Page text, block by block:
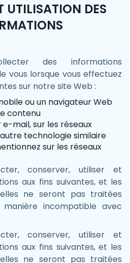
UTILISATION DES
des informations
vous lorsque vous effectuez
sur notre site Web :
ou un navigateur Web
contenu
mail, sur les réseaux
technologie similaire
sur les réseaux
conserver, utiliser et
aux fins suivantes, et les
ne seront pas traitées
manière incompatible avec
conserver, utiliser et
aux fins suivantes, et les
ne seront pas traitées